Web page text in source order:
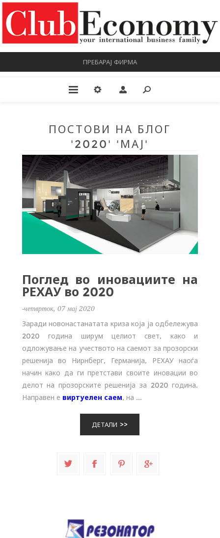
ПРЕБАРАЈ ФИРМА
ПОСТОВИ НА БЛОГ
'2020' 'МАЈ'
Поглед во иновациите на
РЕХАУ во 2020
-четврток, 07 мај 2020
Заради новонастанатата криза која ја одбележува
2020 година ширум целиот свет, како и
одложување на учеството на саемот за прозорски
решенија во Нирнберг, Германија, РЕХАУ наоѓа
начин како да ги претстави своите иновации во
делот на прозорските решенија за 2020 година.
Направен е виртуелен саем, на ...
ДЕТАЛИ